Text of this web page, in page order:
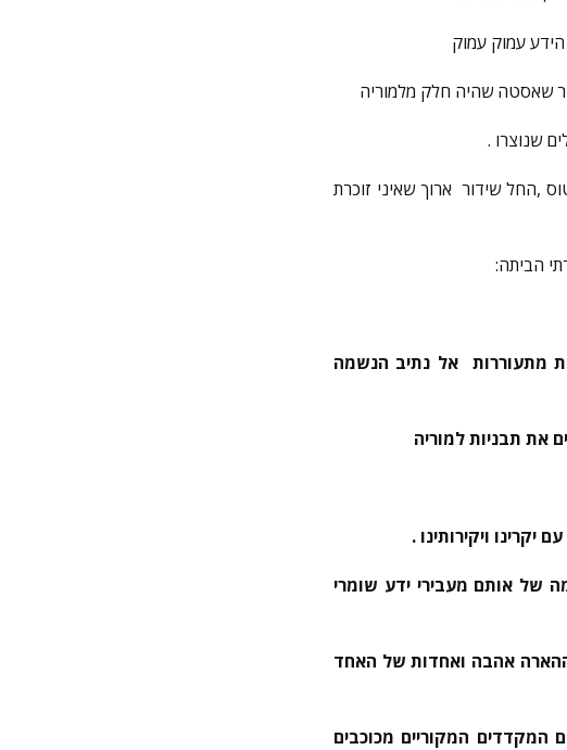
עמוק עמוק
שאסטה שהיה חלק מלמוריה
שנוצרו .
,החל שידור ארוך שאיני זוכרת
הביתה:
מתעוררות אל נתיב הנשמה
את תבניות למוריה
ויקירותינו .
של אותם מעבירי ידע שומרי
ההארה אהבה ואחדות של האחד
המקדדים המקוריים מכוכבים